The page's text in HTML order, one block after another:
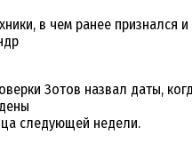
в чем ранее признался и
Зотов назвал даты,
следующей недели.